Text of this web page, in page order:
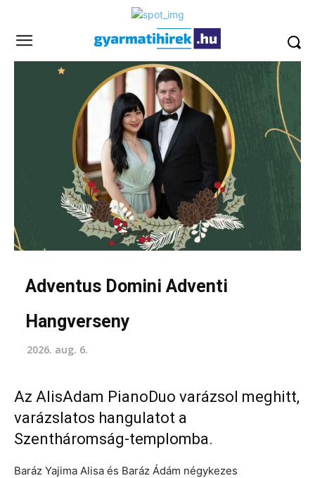
Adventus Domini Adventi
Hangverseny
2026. aug. 6.
Az AlisAdam PianoDuo varázsol meghitt,
varázslatos hangulatot a
Szentháromság-templomba.
Baráz Yajima Alisa és Baráz Ádám négykezes